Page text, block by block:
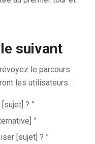
suivant
le parcours
les utilisateurs :
? ”
”
[sujet] ? ”